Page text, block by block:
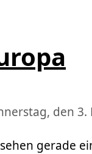
den 3.
sehen gerade